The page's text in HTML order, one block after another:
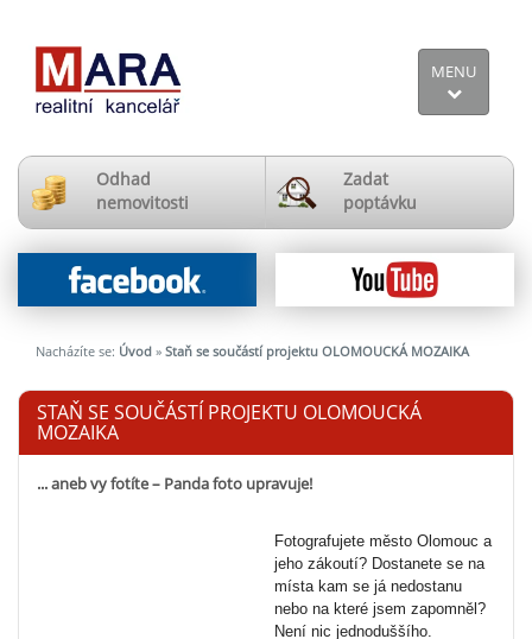
MENU
Odhad
nemovitosti
Zadat
poptávku
Nacházíte se: Úvod » Staň se součástí projektu OLOMOUCKÁ MOZAIKA
STAŇ SE SOUČÁSTÍ PROJEKTU OLOMOUCKÁ
MOZAIKA
... aneb vy fotíte – Panda foto upravuje!
Fotografujete město Olomouc a
jeho zákoutí? Dostanete se na
místa kam se já nedostanu
nebo na které jsem zapomněl?
Není nic jednoduššího.